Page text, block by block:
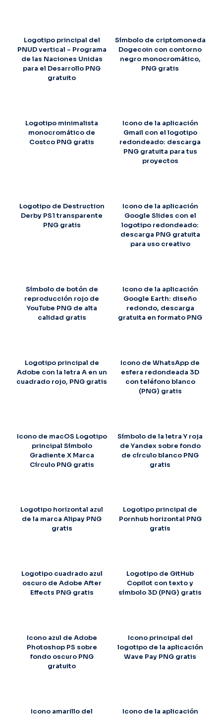
Logotipo principal del
PNUD vertical – Programa
de las Naciones Unidas
para el Desarrollo PNG
gratuito
Símbolo de criptomoneda
Dogecoin con contorno
negro monocromático,
PNG gratis
Logotipo minimalista
monocromático de
Costco PNG gratis
Icono de la aplicación
Gmail con el logotipo
redondeado: descarga
PNG gratuita para tus
proyectos
Logotipo de Destruction
Derby PS1 transparente
PNG gratis
Icono de la aplicación
Google Slides con el
logotipo redondeado:
descarga PNG gratuita
para uso creativo
Símbolo de botón de
reproducción rojo de
YouTube PNG de alta
calidad gratis
Icono de la aplicación
Google Earth: diseño
redondo, descarga
gratuita en formato PNG
Logotipo principal de
Adobe con la letra A en un
cuadrado rojo, PNG gratis
Icono de WhatsApp de
esfera redondeada 3D
con teléfono blanco
(PNG) gratis
Icono de macOS Logotipo
principal Símbolo
Gradiente X Marca
Círculo PNG gratis
Símbolo de la letra Y roja
de Yandex sobre fondo
de círculo blanco PNG
gratis
Logotipo horizontal azul
de la marca Alipay PNG
gratis
Logotipo principal de
Pornhub horizontal PNG
gratis
Logotipo cuadrado azul
oscuro de Adobe After
Effects PNG gratis
Logotipo de GitHub
Copilot con texto y
símbolo 3D (PNG) gratis
Icono azul de Adobe
Photoshop PS sobre
fondo oscuro PNG
gratuito
Icono principal del
logotipo de la aplicación
Wave Pay PNG gratis
Icono amarillo del Icono de la aplicación